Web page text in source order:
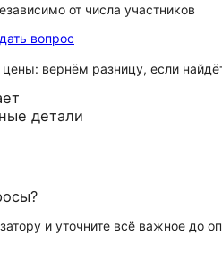
от числа участников
вопрос
цены: вернём разницу, если
детали
и уточните всё важное до